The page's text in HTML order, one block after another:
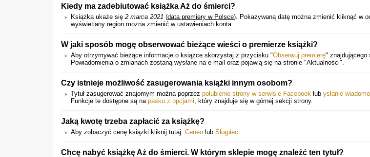
Kiedy ma zadebiutować książka Aż do śmierci?
Książka ukaże się 2 marca 2021 (data premiery w Polsce). Pokazywaną datę można zmienić kliknąć w
wyświetlany region można zmienić w ustawieniach konta.
W jaki sposób mogę obserwować bieżące wieści o premierze książki?
Aby otrzymywać bieżące informacje o książce skorzystaj z przycisku "Obserwuj premierę" znajdującego
Powiadomienia o zmianach zostaną wysłane na e-mail oraz pojawią się na stronie "Aktualności".
Czy istnieje możliwość zasugerowania książki innym osobom?
Tytuł zasugerować znajomym można poprzez polubienie strony w serwisie Facebook lub ysłanie
Funkcje te dostępne są na pasku z opcjami, który znajduje się w górnej sekcji strony.
Jaką kwotę trzeba zapłacić za książkę?
Aby zobaczyć cenę książki kliknij tutaj: Ceneo lub Skąpiec.
Chcę nabyć książkę Aż do śmierci. W którym sklepie mogę znaleźć ten tytuł?